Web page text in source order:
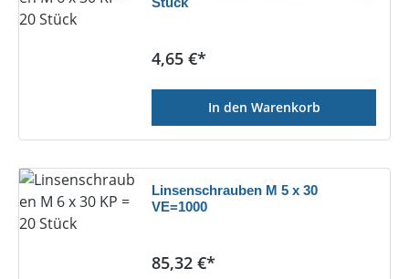
Regulärer Preis:
4,65 €*
In den Warenkorb
Linsenschrauben M 5 x 30
VE=1000
Regulärer Preis:
85,32 €*